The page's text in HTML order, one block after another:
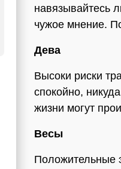
навязывайтесь
чужое мнение.
Дева
Высоки риски
спокойно,
жизни могут
Весы
Положительные